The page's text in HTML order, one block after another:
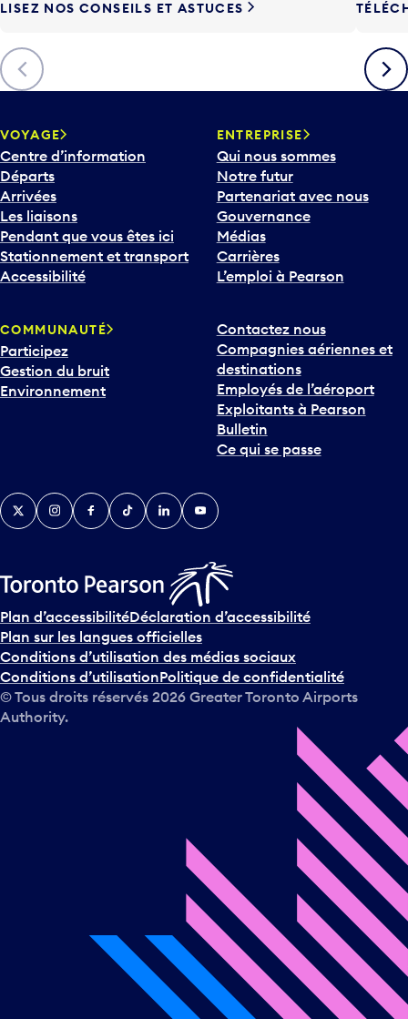
Précédent
LISEZ NOS CONSEILS ET ASTUCES
VOYAGE
Centre d’information
Départs
Arrivées
Les liaisons
Pendant que vous êtes ici
Stationnement et transport
Accessibilité
ENTREPRISE
Qui nous sommes
Notre futur
Partenariat avec nous
Gouvernance
Médias
Carrières
L’emploi à Pearson
COMMUNAUTÉ
Participez
Gestion du bruit
Environnement
Contactez nous
Compagnies aériennes et
destinations
Employés de l’aéroport
Exploitants à Pearson
Bulletin
Ce qui se passe
TwitterInstagramFacebook
TikTokLinkedInYouTube
Plan d’accessibilitéDéclaration d’accessibilité
Plan sur les langues officielles
Conditions d’utilisation des médias sociaux
Conditions d’utilisationPolitique de confidentialité
© Tous droits réservés 2026 Greater Toronto Airports
Authority.